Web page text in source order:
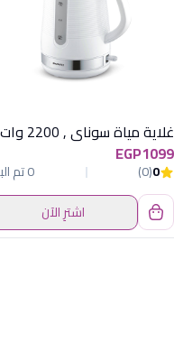
EGP1099
0
(0)
0 تم البيع
اشترِ الآن